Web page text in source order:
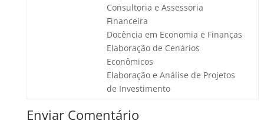
Consultoria e Assessoria
Financeira
Docência em Economia e Finanças
Elaboração de Cenários
Econômicos
Elaboração e Análise de Projetos
de Investimento
Enviar Comentário